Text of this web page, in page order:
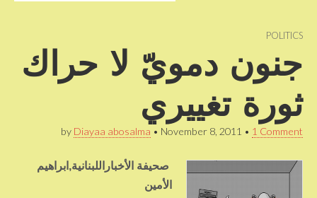
syriano POLITICS
جنون دمويّ لا حراك
ثورة تغييري
by Diayaa abosalma • November 8, 2011 • 1 Comment
صحيفة الأخباراللبنانية,ابراهيم
الأمين